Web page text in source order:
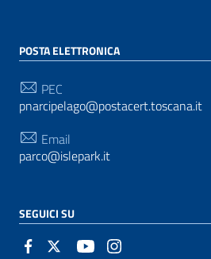
POSTA ELETTRONICA
PEC
pnarcipelago@postacert.toscana.it
Email
parco@islepark.it
SEGUICI SU